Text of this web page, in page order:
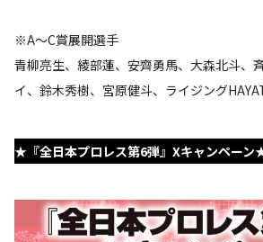
※A～C賞展開選手
青柳亮生、綾部蓮、安齊勇馬、大森北斗、
イ、鈴木秀樹、宮原健斗、ライジング
★『全日本プロレス第6弾』Xキャンペー